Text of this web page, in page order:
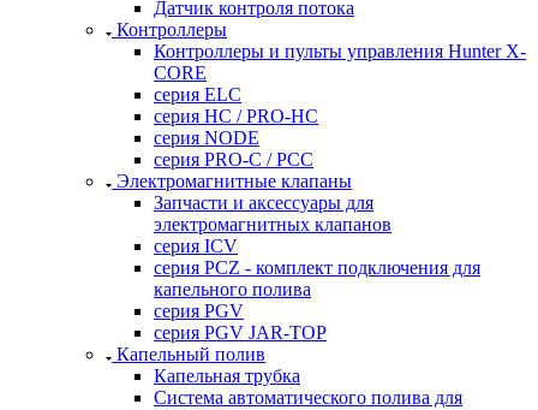
Датчик контроля потока
Контроллеры
Контроллеры и пульты управления Hunter X-
CORE
серия ELC
серия HC / PRO-HC
серия NODE
серия PRO-C / PCC
Электромагнитные клапаны
Запчасти и аксессуары для
электромагнитных клапанов
серия ICV
серия PCZ - комплект подключения для
капельного полива
серия PGV
серия PGV JAR-TOP
Капельный полив
Капельная трубка
Система автоматического полива для